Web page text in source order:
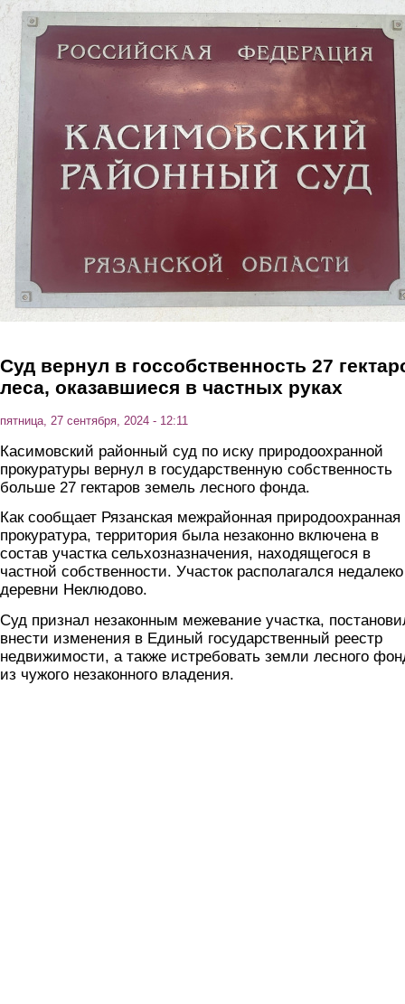
Перейти к основному содержанию
Суд вернул в госсобственность 27
леса, оказавшиеся в частных руках
пятница, 27 сентября, 2024 - 12:11
Касимовский районный суд по иску природоохранной
прокуратуры вернул в государственную собственность
больше 27 гектаров земель лесного фонда.
Как сообщает Рязанская межрайонная природоохранная
прокуратура, территория была незаконно включена в
состав участка сельхозназначения, находящегося в
частной собственности. Участок располагался
деревни Неклюдово.
Суд признал незаконным межевание участка,
внести изменения в Единый государственный реестр
недвижимости, а также истребовать земли лесного
из чужого незаконного владения.